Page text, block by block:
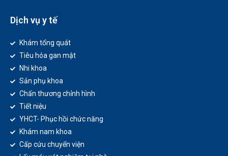
Dịch vụ y tế
Khám tổng quát
Tiêu hóa gan mật
Nhi khoa
Sản phụ khoa
Chấn thương chỉnh hình
Tiết niệu
YHCT- Phục hồi chức năng
Khám nam khoa
Cấp cứu chuyển viện